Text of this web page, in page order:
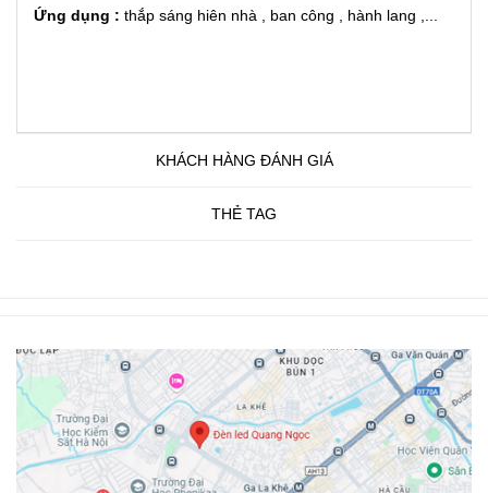
Ứng dụng : thắp sáng hiên nhà , ban công , hành lang ,...
KHÁCH HÀNG ĐÁNH GIÁ
THẺ TAG